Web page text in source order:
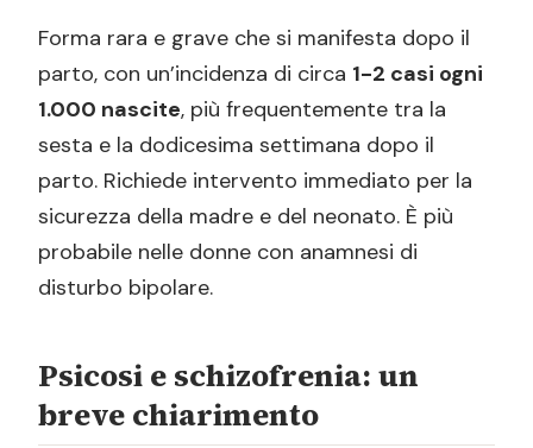
Forma rara e grave che si manifesta dopo il
parto, con un’incidenza di circa 1-2 casi ogni
1.000 nascite, più frequentemente tra la
sesta e la dodicesima settimana dopo il
parto. Richiede intervento immediato per la
sicurezza della madre e del neonato. È più
probabile nelle donne con anamnesi di
disturbo bipolare.
Psicosi e schizofrenia: un
breve chiarimento